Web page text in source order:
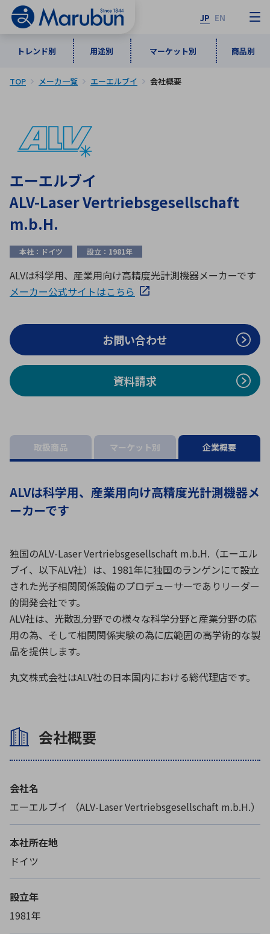
JP EN
トレンド別 用途別 マーケット別 商品別
トレンド別
インダストリアルDXソリューション
5G・Local 5G
ロボティクス（AI）
データセンタ・クラウド
ミリ波レーダー
ブログ｜ここから始まる最新技術
用途別
通信・ネットワーク
監視・セキュリティ
品質管理・検査
接着・接合
製品製造・加工
レーダ・衛星通信
環境構築・開発システム
半導体・電子部品小ロット
マーケット別
自動車
民生 医療
商品別
半導体・電子部品
計測・測定・表示機器
ICTソリューション 組立・ロボティクス
レーザー・光学部品 組込コンピュータ
特定用途向け・その他 サービス
医療機器
メーカ一覧
50音順
な行
ら行
わ行
アルファベット順
A B C
D
I
J K
L
N O
U
V W
X
検索
TOP メーカ一覧 エーエルブイ 会社概要
エーエルブイ
ALV-Laser Vertriebsgesellschaft
m.b.H.
本社：ドイツ 設立：1981年
ALVは科学用、産業用向け高精度光計測機器メーカーです
メーカー公式サイトはこちら
お問い合わせ
資料請求
取扱商品 マーケット別 企業概要
ALVは科学用、産業用向け高精度光計測機器メ
ーカーです
独国のALV-Laser Vertriebsgesellschaft m.b.H.（エーエル
ブイ、以下ALV社）は、1981年に独国のランゲンにて設立
された光子相関関係設備のプロデューサーでありリーダー
的開発会社です。
ALV社は、光散乱分野での様々な科学分野と産業分野の応
用の為、そして相関関係実験の為に広範囲の高学術的な製
品を提供します。
丸文株式会社はALV社の日本国内における総代理店です。
会社概要
会社名
エーエルブイ （ALV-Laser Vertriebsgesellschaft m.b.H.）
本社所在地
ドイツ
設立年
1981年